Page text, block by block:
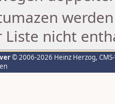
Liste nicht
© 2006-2026 Heinz Herzog,